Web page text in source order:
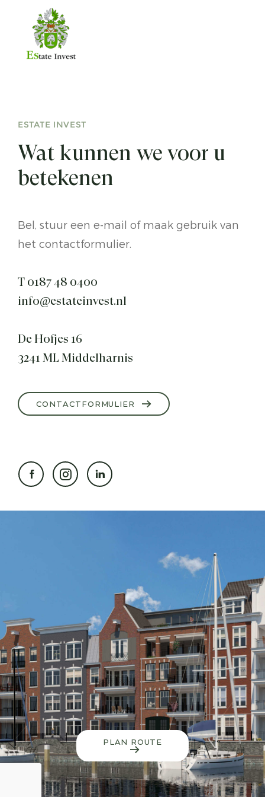
SOMMELSDIJK
Sperwer
BUNSCHOTEN-SPAKENBURG
Hotel Spakenburg
WILLEMSTAD
Willemstad
PLAN ROUTE
ESTATE INVEST
Wat kunnen we voor u
betekenen
Bel, stuur een e-mail of maak gebruik van
het contactformulier.
T 0187 48 0400
info@estateinvest.nl
De Hofjes 16
3241 ML Middelharnis
CONTACTFORMULIER